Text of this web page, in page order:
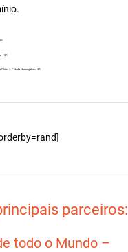
– SP.
China – Cidade Morungaba – SP.
parceiros:
todo o Mundo –